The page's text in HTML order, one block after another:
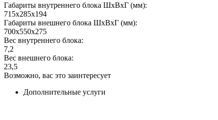
Габариты внутреннего блока ШхВхГ (мм):
715x285x194
Габариты внешнего блока ШхВхГ (мм):
700x550x275
Вес внутреннего блока:
7,2
Вес внешнего блока:
23,5
Возможно, вас это заинтересует
Дополнительные услуги